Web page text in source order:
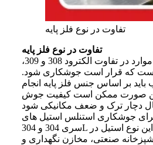
تفاوت در نوع فلز پایه
تفاوت در نوع فلز پایه
یکی دیگر از مهم ترین موارد در تفاوت الکترود 308 و 309،
است که قرار است جوشکاری شود.
باید بر اساس جنس فلز پایه انجام
این صورت ممکن است کیفیت جوش
بیشتر برای جوشکاری استنلس استیل های
سری 304 و 304L استفاده می شود. این نوع استیل در
صنعتی، مخازن نگهداری و